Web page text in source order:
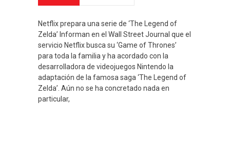
Netflix prepara una serie de ‘The Legend of
Zelda’ Informan en el Wall Street Journal que el
servicio Netflix busca su ‘Game of Thrones’
para toda la familia y ha acordado con la
desarrolladora de videojuegos Nintendo la
adaptación de la famosa saga ‘The Legend of
Zelda’. Aún no se ha concretado nada en
particular,